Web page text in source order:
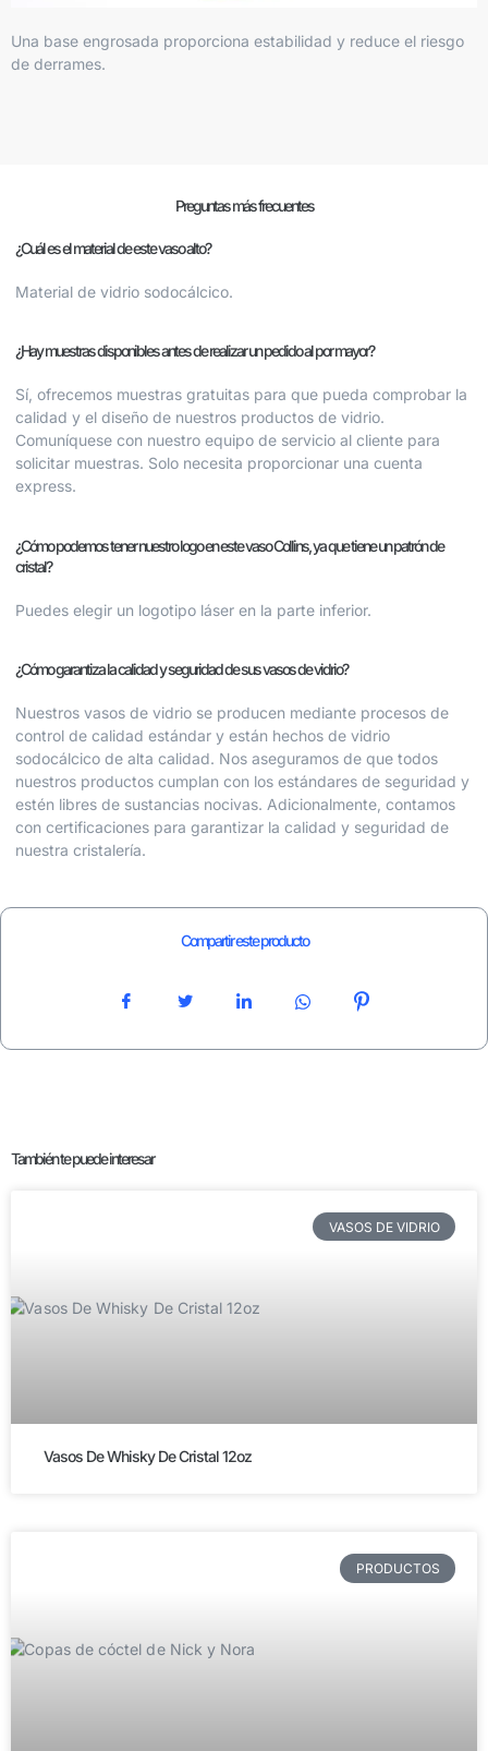
Una base engrosada proporciona estabilidad y reduce el riesgo
de derrames.
Preguntas más frecuentes
¿Cuál es el material de este vaso alto?
Material de vidrio sodocálcico.
¿Hay muestras disponibles antes de realizar un pedido al por mayor?
Sí, ofrecemos muestras gratuitas para que pueda comprobar la
calidad y el diseño de nuestros productos de vidrio.
Comuníquese con nuestro equipo de servicio al cliente para
solicitar muestras. Solo necesita proporcionar una cuenta
express.
¿Cómo podemos tener nuestro logo en este vaso Collins, ya que tiene un patrón de
cristal?
Puedes elegir un logotipo láser en la parte inferior.
¿Cómo garantiza la calidad y seguridad de sus vasos de vidrio?
Nuestros vasos de vidrio se producen mediante procesos de
control de calidad estándar y están hechos de vidrio
sodocálcico de alta calidad. Nos aseguramos de que todos
nuestros productos cumplan con los estándares de seguridad y
estén libres de sustancias nocivas. Adicionalmente, contamos
con certificaciones para garantizar la calidad y seguridad de
nuestra cristalería.
Compartir este producto
También te puede interesar
VASOS DE VIDRIO
Vasos De Whisky De Cristal 12oz
PRODUCTOS